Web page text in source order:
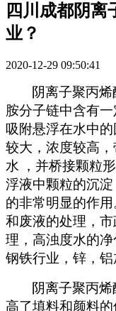
四川成都阴离
业？
2020-12-29 09:50:41
阴离子聚丙
胺分子链中含有
吸附悬浮在水中
较大，浓度较高，
水
，并桥接颗粒
浮液中颗粒的沉
的非常明显的作用
和废液的处理，市
理，高浊度水的
钢铁行业，锌，铝
阴离子聚丙烯
高了填料和颜料的